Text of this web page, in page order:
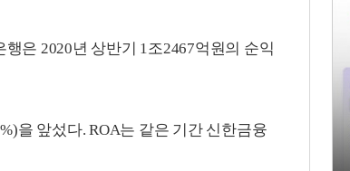
은 2020년 상반기 1조2467억원의 순익
을 앞섰다. ROA는 같은 기간 신한금융